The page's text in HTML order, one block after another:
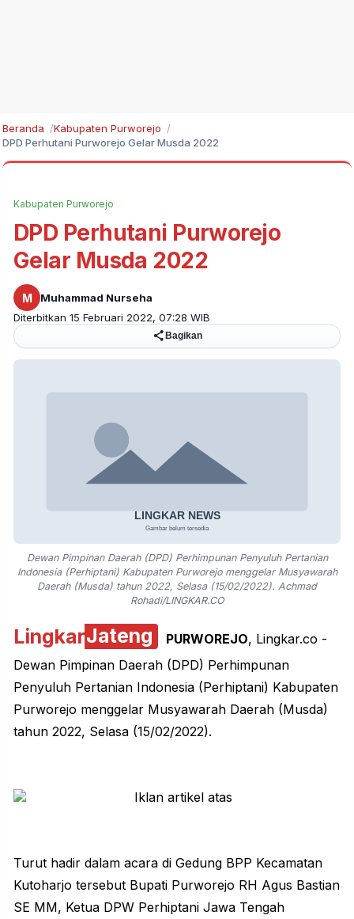
Beranda
Kabupaten Purworejo
DPD Perhutani Purworejo Gelar Musda 2022
Kabupaten Purworejo
DPD Perhutani Purworejo
Gelar Musda 2022
M
Muhammad Nurseha
Diterbitkan 15 Februari 2022, 07:28 WIB
Bagikan
Dewan Pimpinan Daerah (DPD) Perhimpunan Penyuluh Pertanian
Indonesia (Perhiptani) Kabupaten Purworejo menggelar Musyawarah
Daerah (Musda) tahun 2022, Selasa (15/02/2022). Achmad
Rohadi/LINGKAR.CO
LingkarJateng PURWOREJO, Lingkar.co -
Dewan Pimpinan Daerah (DPD) Perhimpunan
Penyuluh Pertanian Indonesia (Perhiptani) Kabupaten
Purworejo menggelar Musyawarah Daerah (Musda)
tahun 2022, Selasa (15/02/2022).
Turut hadir dalam acara di Gedung BPP Kecamatan
Kutoharjo tersebut Bupati Purworejo RH Agus Bastian
SE MM, Ketua DPW Perhiptani Jawa Tengah